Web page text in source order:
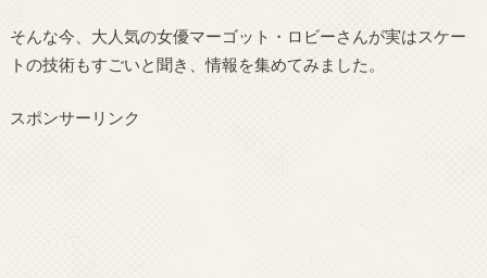
そんな今、大人気の女優マーゴット・ロビーさんが実はスケー
トの技術もすごいと聞き、情報を集めてみました。
スポンサーリンク